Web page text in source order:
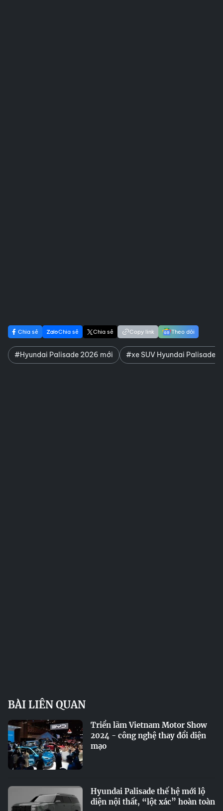
Chia sẻ Chia sẻ Chia sẻ Copy link Theo dõi
#Hyundai Palisade 2026 mới #xe SUV Hyundai Palisade
BÀI LIÊN QUAN
Triển lãm Vietnam Motor Show
2024 - công nghệ thay đổi diện
mạo
Hyundai Palisade thế hệ mới lộ
diện nội thất, “lột xác” hoàn toàn